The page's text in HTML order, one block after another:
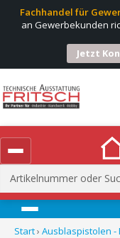
Fachhandel für
an Gewerbekunden
Jetzt
Suchen
nach:
Menü
Start› Ausblaspistolen -